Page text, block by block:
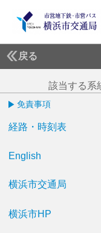
戻る
該当する系
免責事項
経路・時刻表
English
横浜市交通局
横浜市HP